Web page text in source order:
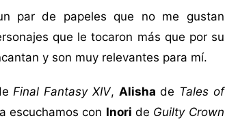
par de papeles que no me gustan
que le tocaron más que por su
y son muy relevantes para mí.
Final Fantasy XIV, Alisha de Tales of
escuchamos con Inori de Guilty Crown